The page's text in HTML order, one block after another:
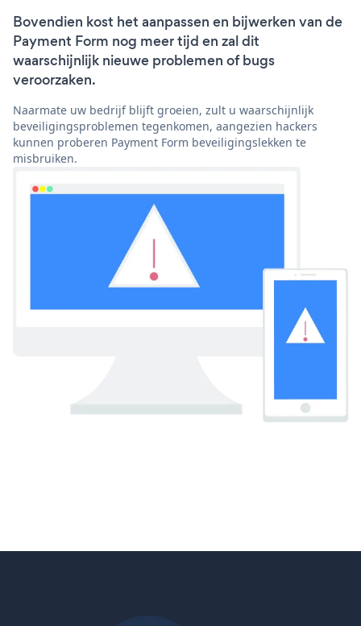
Bovendien kost het aanpassen en bijwerken van de
Payment Form nog meer tijd en zal dit
waarschijnlijk nieuwe problemen of bugs
veroorzaken.
Naarmate uw bedrijf blijft groeien, zult u waarschijnlijk
beveiligingsproblemen tegenkomen, aangezien hackers
kunnen proberen Payment Form beveiligingslekken te
misbruiken.